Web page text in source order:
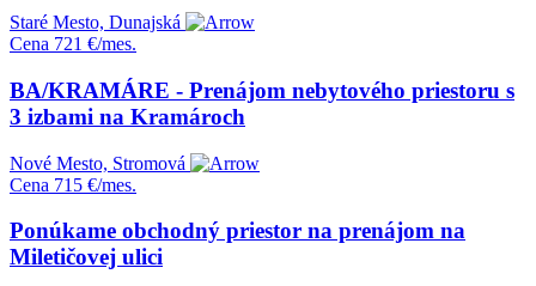
Staré Mesto, Dunajská
Cena 721 €/mes.
BA/KRAMÁRE - Prenájom nebytového priestoru s
3 izbami na Kramároch
Nové Mesto, Stromová
Cena 715 €/mes.
Ponúkame obchodný priestor na prenájom na
Miletičovej ulici